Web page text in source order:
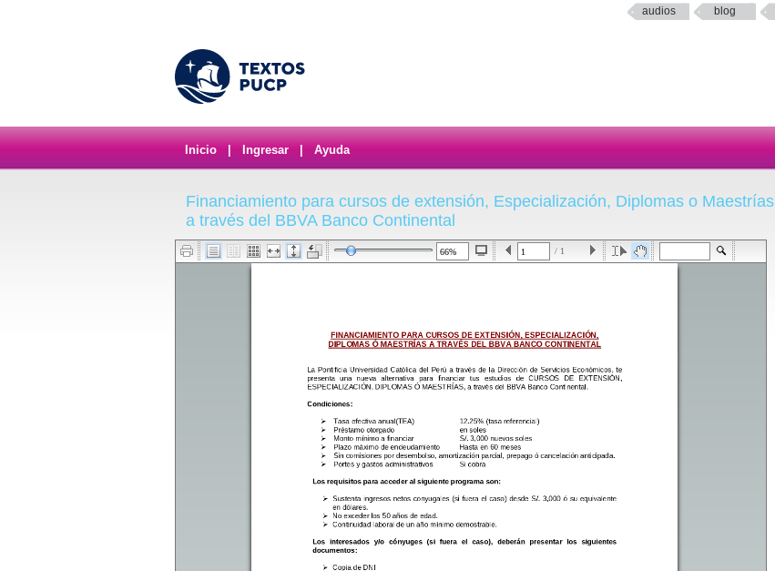
audios blog
Inicio Ingresar Ayuda
Financiamiento para cursos de extensión, Especialización, Diplomas o Maestrías
a través del BBVA Banco Continental
/ 1